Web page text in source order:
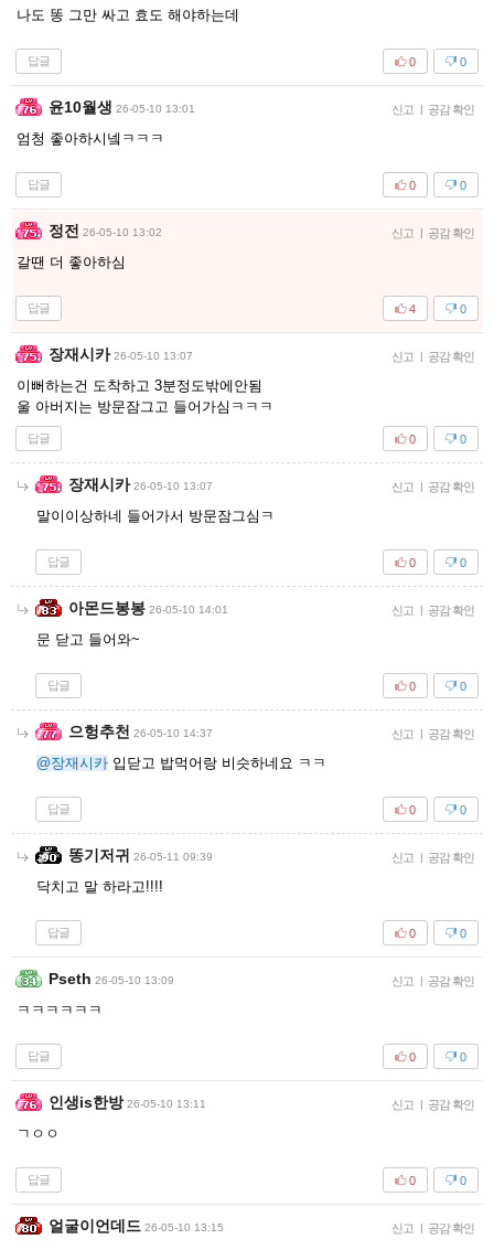
나도 똥 그만 싸고 효도 해야하는데
답글 0
0
윤10월생 26-05-10 13:01 신고 | 공감 확인
엄청 좋아하시넼ㅋㅋㅋ
답글 0
0
정전 26-05-10 13:02 신고 | 공감 확인
갈땐 더 좋아하심
답글 0
4
장재시카 26-05-10 13:07 신고 | 공감 확인
이뻐하는건 도착하고 3분정도밖에안됨
울 아버지는 방문잠그고 들어가심ㅋㅋㅋ
답글 0
0
장재시카 26-05-10 13:07 신고 | 공감 확인
말이이상하네 들어가서 방문잠그심ㅋ
답글 0
0
아몬드봉봉 26-05-10 14:01 신고 | 공감 확인
문 닫고 들어와~
답글 0
0
으헝추천 26-05-10 14:37 신고 | 공감 확인
@장재시카 입닫고 밥먹어랑 비슷하네요 ㅋㅋ
답글 0
0
똥기저귀 26-05-11 09:39 신고 | 공감 확인
닥치고 말 하라고!!!!
답글 0
0
Pseth 26-05-10 13:09 신고 | 공감 확인
ㅋㅋㅋㅋㅋㅋ
답글 0
0
인생is한방 26-05-10 13:11 신고 | 공감 확인
ㄱㅇㅇ
답글 0
0
얼굴이언데드 26-05-10 13:15 신고 | 공감 확인